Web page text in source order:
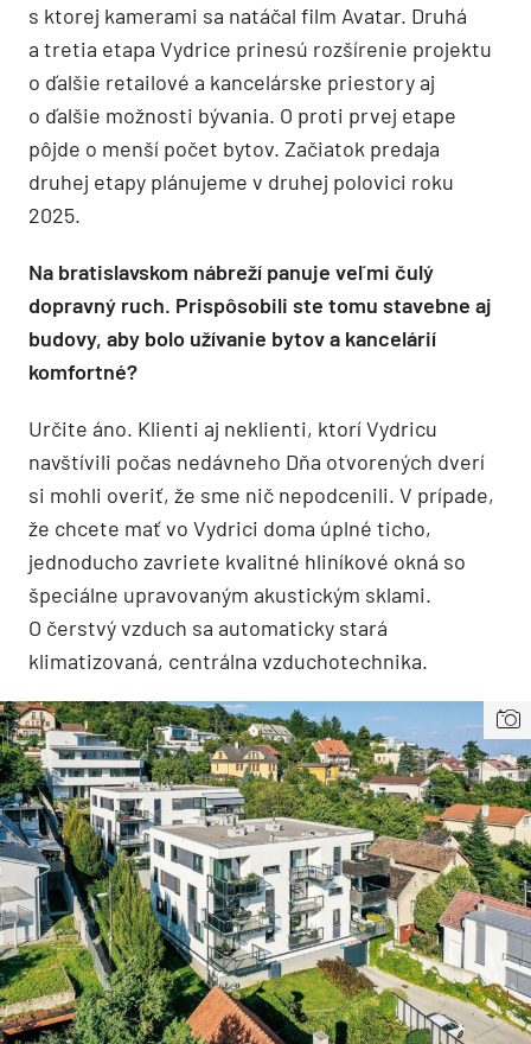
s ktorej kamerami sa natáčal film Avatar. Druhá
a tretia etapa Vydrice prinesú rozšírenie projektu
o ďalšie retailové a kancelárske priestory aj
o ďalšie možnosti bývania. O proti prvej etape
pôjde o menší počet bytov. Začiatok predaja
druhej etapy plánujeme v druhej polovici roku
2025.
Na bratislavskom nábreží panuje veľmi čulý
dopravný ruch. Prispôsobili ste tomu stavebne aj
budovy, aby bolo užívanie bytov a kancelárií
komfortné?
Určite áno. Klienti aj neklienti, ktorí Vydricu
navštívili počas nedávneho Dňa otvorených dverí
si mohli overiť, že sme nič nepodcenili. V prípade,
že chcete mať vo Vydrici doma úplné ticho,
jednoducho zavriete kvalitné hliníkové okná so
špeciálne upravovaným akustickým sklami.
O čerstvý vzduch sa automaticky stará
klimatizovaná, centrálna vzduchotechnika.